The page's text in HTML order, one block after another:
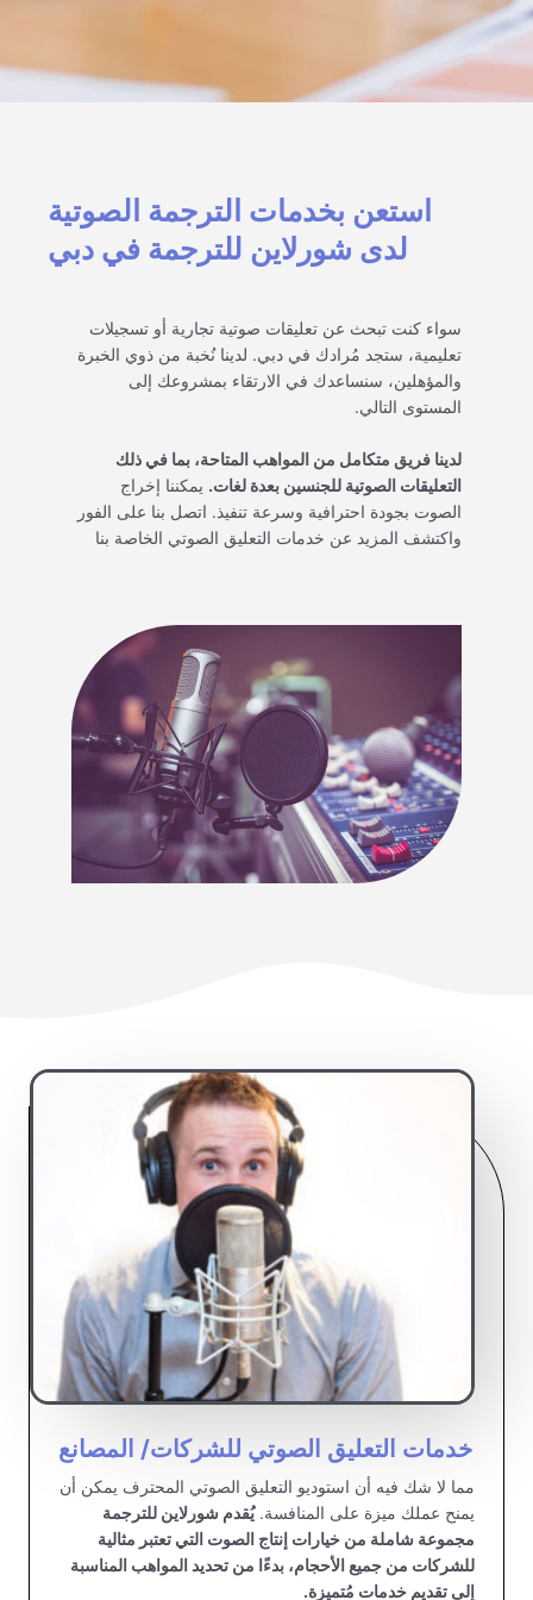
t
استعن بخدمات الترجمة الصوتية
لدى شورلاين للترجمة في دبي
سواء كنت تبحث عن تعليقات صوتية تجارية أو تسجيلات
تعليمية، ستجد مُرادك في دبي. لدينا نُخبة من ذوي الخبرة
والمؤهلين، سنساعدك في الارتقاء بمشروعك إلى
المستوى التالي.
لدينا فريق متكامل من المواهب المتاحة، بما في ذلك
التعليقات الصوتية للجنسين بعدة لغات. يمكننا إخراج
الصوت بجودة احترافية وسرعة تنفيذ. اتصل بنا على الفور
واكتشف المزيد عن خدمات التعليق الصوتي الخاصة بنا
خدمات التعليق الصوتي للشركات/ المصانع
مما لا شك فيه أن استوديو التعليق الصوتي المحترف يمكن أن
يمنح عملك ميزة على المنافسة.يُقدم شورلاين للترجمة
مجموعة شاملة من خيارات إنتاج الصوت التي تعتبر مثالية
للشركات من جميع الأحجام، بدءًا من تحديد المواهب المناسبة
إلى تقديم خدمات مُتميزة.